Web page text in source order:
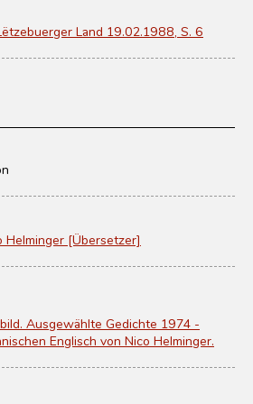
Land 19.02.1988, S. 6
Helminger [Übersetzer]
Ausgewählte Gedichte 1974 -
Englisch von Nico Helminger.